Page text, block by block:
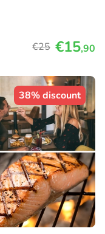
€25 €15,90
38% discount